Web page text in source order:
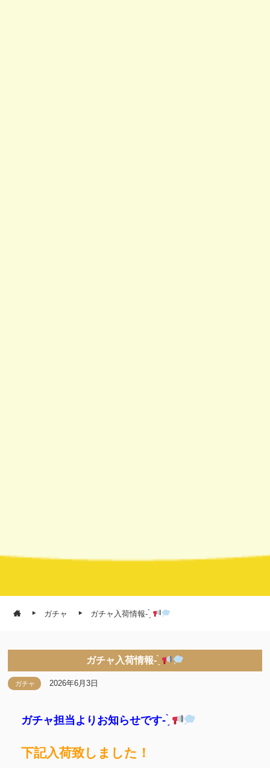
ガチャ ガチャ入荷情報- ̗̀
ガチャ入荷情報- ̗̀
ガチャ 2026年6月3日
ガチャ担当よりお知らせです- ̗̀
下記入荷致しました！